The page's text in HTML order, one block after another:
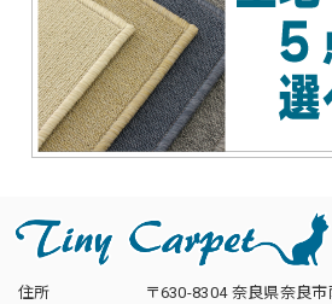
住所
〒630-8304 奈良県奈良